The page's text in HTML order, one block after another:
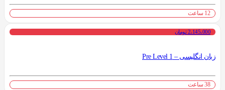
12 ساعت
2،145،000 تومان
زبان انگلیسی – Pre Level 1
38 ساعت